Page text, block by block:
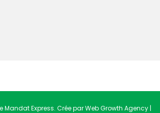
Mandat Express. Crée par Web Growth Agency |